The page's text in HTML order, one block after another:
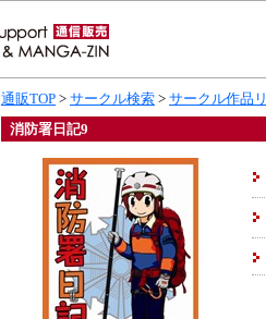
通販TOP > サークル検索 > サークル作品
消防署日記9